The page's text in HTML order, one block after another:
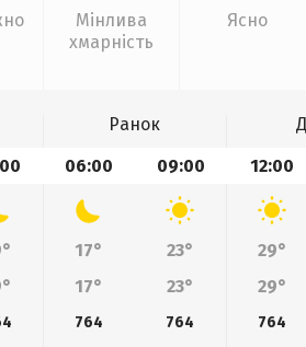
Мінлива
хмарність
Ясно
Ранок
06:00 09:00 12:00
17° 23° 29°
17° 23° 29°
764 764 764